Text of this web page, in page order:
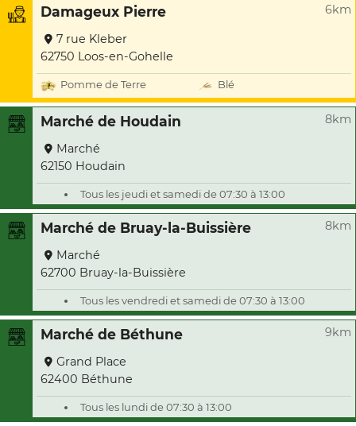
Damageux Pierre 6km
7 rue Kleber
62750 Loos-en-Gohelle
Pomme de Terre Blé
Marché de Houdain 8km
Marché
62150 Houdain
Tous les jeudi et samedi de 07:30 à 13:00
Marché de Bruay-la-Buissière 8km
Marché
62700 Bruay-la-Buissière
Tous les vendredi et samedi de 07:30 à 13:00
Marché de Béthune 9km
Grand Place
62400 Béthune
Tous les lundi de 07:30 à 13:00